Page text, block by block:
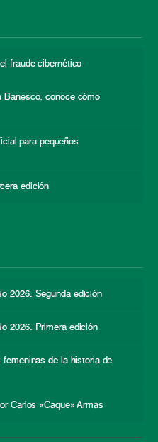
fraude cibernético
Banesco: conoce cómo
para pequeños
edición
2026. Segunda edición
2026. Primera edición
femeninas de la historia de
Carlos «Caque» Armas